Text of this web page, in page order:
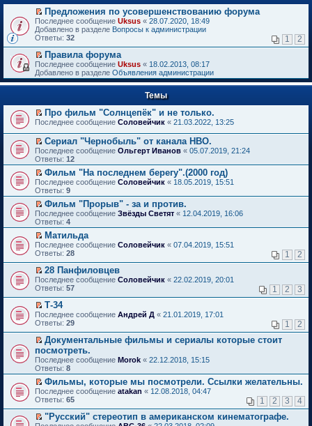
П
е
р
й
т
и
к
п
в
о
м
у
н
е
п
р
о
ч
и
т
а
н
н
о
м
у
с
о
о
б
е
н
и
ю
Предложения по усовершенствованию форума
Последнее сообщение Uksus « 28.07.2020, 18:49
Добавлено в разделе Вопросы к администрации
Ответы: 32 1 2
П
е
р
е
т
и
к
е
р
в
о
м
у
н
е
п
р
о
ч
и
т
а
н
н
о
м
у
с
о
о
щ
е
н
и
ю
Правила форума
Последнее сообщение Uksus « 18.02.2013, 08:17
Добавлено в разделе Объявления администрации
Темы
П
р
е
й
т
и
п
е
р
в
о
м
у
н
е
п
р
о
ч
и
т
а
н
о
м
у
с
о
о
щ
е
н
Про фильм "Солнцепёк" и не только.
Последнее сообщение Соловейчик « 21.03.2022, 13:25
П
е
р
е
й
т
и
к
п
е
р
в
о
м
у
н
е
п
р
ч
и
т
а
н
н
о
м
у
с
о
о
б
щ
Сериал "Чернобыль" от канала HBO.
Последнее сообщение Ольгерт Иванов « 05.07.2019, 21:24
Ответы: 12
П
е
р
е
й
т
и
к
п
е
р
в
о
м
у
н
е
п
р
о
ч
и
т
а
н
н
о
у
Фильм "На последнем берегу".(2000 год)
Последнее сообщение Соловейчик « 18.05.2019, 15:51
Ответы: 9
П
е
р
е
й
т
и
к
п
е
в
о
м
у
н
е
п
р
о
ч
и
т
а
н
Фильм "Прорыв" - за и против.
Последнее сообщение Звёзды Светят « 12.04.2019, 16:06
Ответы: 4
П
е
е
й
т
и
к
е
р
в
о
м
у
н
е
п
р
о
ч
Матильда
Последнее сообщение Соловейчик « 07.04.2019, 15:51
Ответы: 28 1 2
П
е
е
т
и
к
п
е
р
в
о
м
у
н
е
28 Панфиловцев
Последнее сообщение Соловейчик « 22.02.2019, 20:01
Ответы: 57 1 2 3
П
е
е
й
т
и
к
п
р
в
о
Т-34
Последнее сообщение Андрей Д « 21.01.2019, 17:01
Ответы: 29 1 2
П
е
р
е
й
т
и
п
Документальные фильмы и сериалы которые стоит
посмотреть.
Последнее сообщение Morok « 22.12.2018, 15:15
Ответы: 8
П
е
е
Фильмы, которые мы посмотрели. Ссылки желательны.
Последнее сообщение atakan « 12.08.2018, 04:47
Ответы: 65 1 2 3 4
П
"Русский" стереотип в американском кинематографе.